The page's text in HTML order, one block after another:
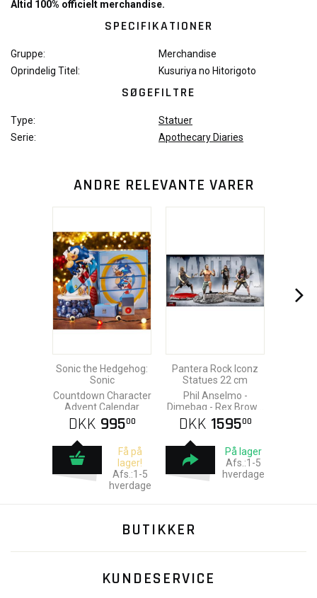
Altid 100% officielt merchandise.
SPECIFIKATIONER
Gruppe:
Merchandise
Oprindelig Titel:
Kusuriya no Hitorigoto
SØGEFILTRE
Type:
Statuer
Serie:
Apothecary Diaries
ANDRE RELEVANTE VARER
Sonic the Hedgehog:
Sonic
Countdown Character
Advent Calendar
DKK 99500
Få på
lager!
Afs.:1-5
hverdage
Pantera Rock Iconz
Statues 22 cm
Phil Anselmo -
Dimebag - Rex Brown
- Vinnie Paul
DKK 159500
På lager
Afs.:1-5
hverdage
BUTIKKER
KUNDESERVICE